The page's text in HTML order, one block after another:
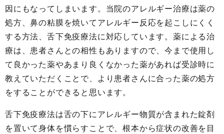
因にもなってしまいます。当院のアレルギー治療は薬の
処方、鼻の粘膜を焼いてアレルギー反応を起こしにくく
する方法、舌下免疫療法に対応しています。薬による治
療は、患者さんとの相性もありますので、今まで使用し
て良かった薬やあまり良くなかった薬があれば受診時に
教えていただくことで、より患者さんに合った薬の処方
をすることができると思います。
舌下免疫療法は舌の下にアレルギー物質が含まれた錠剤
を置いて身体を慣らすことで、根本から症状の改善を目